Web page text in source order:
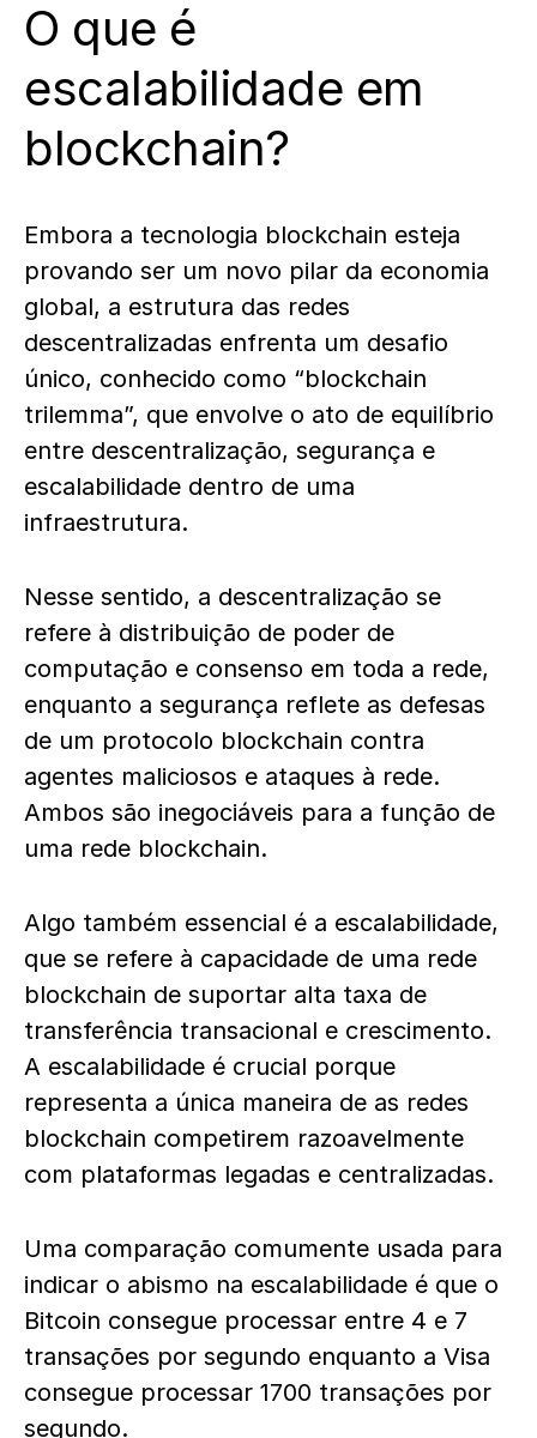
O que é
escalabilidade em
blockchain?
Embora a tecnologia blockchain esteja
provando ser um novo pilar da economia
global, a estrutura das redes
descentralizadas enfrenta um desafio
único, conhecido como “blockchain
trilemma”, que envolve o ato de equilíbrio
entre descentralização, segurança e
escalabilidade dentro de uma
infraestrutura.
Nesse sentido, a descentralização se
refere à distribuição de poder de
computação e consenso em toda a rede,
enquanto a segurança reflete as defesas
de um protocolo blockchain contra
agentes maliciosos e ataques à rede.
Ambos são inegociáveis para a função de
uma rede blockchain.
Algo também essencial é a escalabilidade,
que se refere à capacidade de uma rede
blockchain de suportar alta taxa de
transferência transacional e crescimento.
A escalabilidade é crucial porque
representa a única maneira de as redes
blockchain competirem razoavelmente
com plataformas legadas e centralizadas.
Uma comparação comumente usada para
indicar o abismo na escalabilidade é que o
Bitcoin consegue processar entre 4 e 7
transações por segundo enquanto a Visa
consegue processar 1700 transações por
segundo.